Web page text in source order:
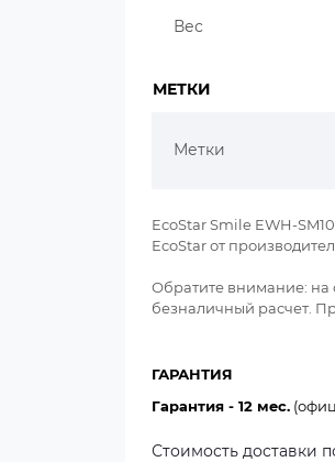
Вес
МЕТКИ
Метки
EcoStar Smile EWH-
EcoStar от
Обратите внимание: на
безналичный расчет.
ГАРАНТИЯ
Гарантия - 12 мес.
Стоимость доставки